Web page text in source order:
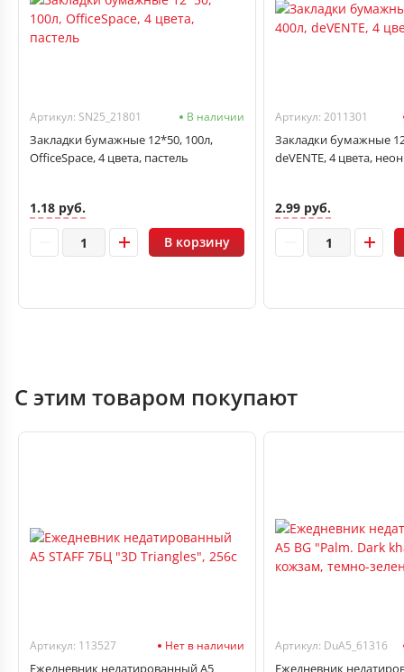
Артикул: SN25_21801 В наличии
Закладки бумажные 12*50, 100л,
OfficeSpace, 4 цвета, пастель
1.18 руб.
В корзину
Артикул: 2011301
Закладки бумажные
deVENTE, 4 цвета, неон
2.99 руб.
С этим товаром покупают
Артикул: 113527 Нет в наличии
Ежедневник недатированный А5
Артикул: DuA5_61316
Ежедневник